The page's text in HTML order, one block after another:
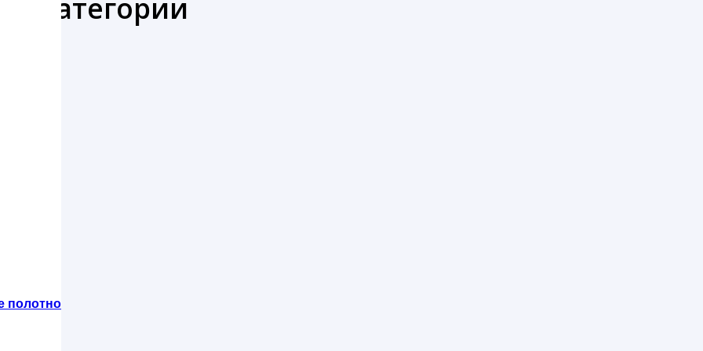
полотно
категории